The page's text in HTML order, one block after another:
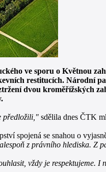
ve sporu o Květnou
restitucích.
dvou kroměřížských
předložili," sdělila dnes ČTK
spojená se snahou o
z právního hlediska. Z
vždy je respektujeme.